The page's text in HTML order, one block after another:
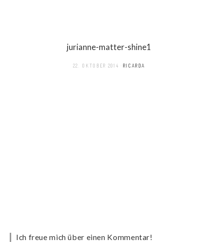
jurianne-matter-shine1
22. OKTOBER 2014 RICARDA
Ich freue mich über einen Kommentar!